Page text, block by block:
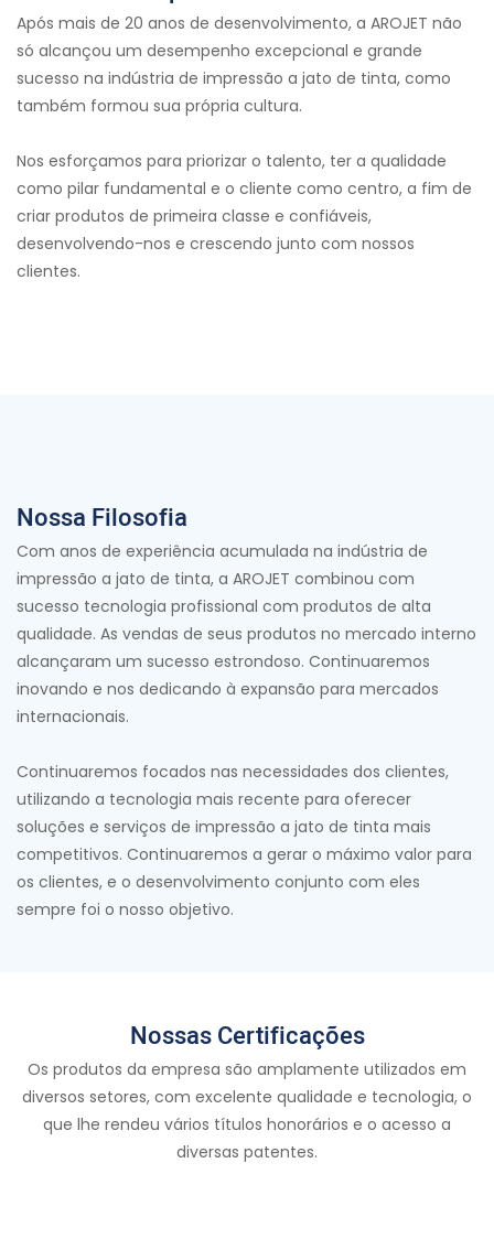
Após mais de 20 anos de desenvolvimento, a AROJET não
só alcançou um desempenho excepcional e grande
sucesso na indústria de impressão a jato de tinta, como
também formou sua própria cultura.
Nos esforçamos para priorizar o talento, ter a qualidade
como pilar fundamental e o cliente como centro, a fim de
criar produtos de primeira classe e confiáveis,
desenvolvendo-nos e crescendo junto com nossos
clientes.
Nossa Filosofia
Com anos de experiência acumulada na indústria de
impressão a jato de tinta, a AROJET combinou com
sucesso tecnologia profissional com produtos de alta
qualidade. As vendas de seus produtos no mercado interno
alcançaram um sucesso estrondoso. Continuaremos
inovando e nos dedicando à expansão para mercados
internacionais.
Continuaremos focados nas necessidades dos clientes,
utilizando a tecnologia mais recente para oferecer
soluções e serviços de impressão a jato de tinta mais
competitivos. Continuaremos a gerar o máximo valor para
os clientes, e o desenvolvimento conjunto com eles
sempre foi o nosso objetivo.
Nossas Certificações
Os produtos da empresa são amplamente utilizados em
diversos setores, com excelente qualidade e tecnologia, o
que lhe rendeu vários títulos honorários e o acesso a
diversas patentes.